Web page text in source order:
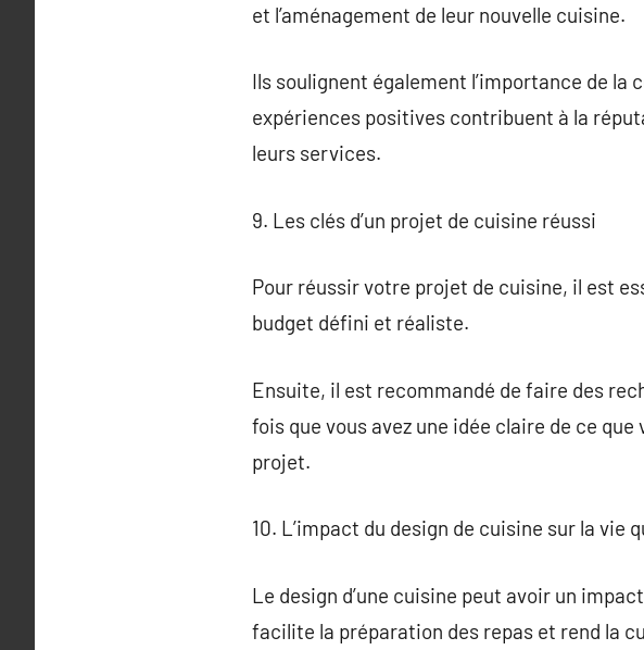
et l’aménagement de leur nouvelle cuisine.
Ils soulignent également l’importance de la
expériences positives contribuent à la
leurs services.
9. Les clés d’un projet de cuisine réussi
Pour réussir votre projet de cuisine, il est
budget défini et réaliste.
Ensuite, il est recommandé de faire des
fois que vous avez une idée claire de ce
projet.
10. L’impact du design de cuisine sur la vie
Le design d’une cuisine peut avoir un
facilite la préparation des repas et rend la